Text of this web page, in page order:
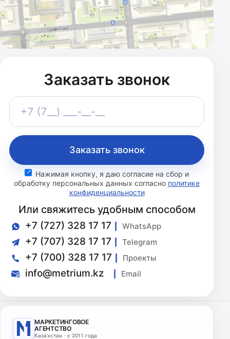
Заказать звонок
+7 (7__) ___-__-__
Заказать звонок
Нажимая кнопку, я даю согласие на сбор и
обработку персональных данных согласно политике
конфиденциальности
Или свяжитесь удобным способом
+7 (727) 328 17 17 WhatsApp
+7 (707) 328 17 17 Telegram
+7 (700) 328 17 17 Проекты
info@metrium.kz Email
МАРКЕТИНГОВОЕ
АГЕНТСТВО
Казахстан · с 2011 года